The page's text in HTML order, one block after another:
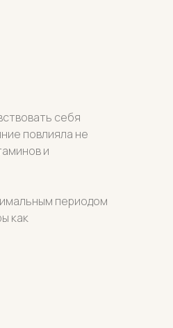
себя
повлияла не
и
периодом
как